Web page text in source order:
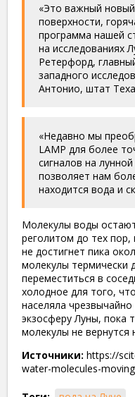
«Это важный
поверхности,
программа нашей
на исследованиях
Ретерфорд,
западного
Антонио, штат
«Недавно мы
LAMP для более
сигналов на
позволяет нам
находится вода и
Молекулы воды
реголитом до тех пор,
не достигнет пика
молекулы термически
переместиться в
холодное для того,
населяла
экзосферу Луны, пока
молекулы не вернутся
Источники: https://
water-molecules-